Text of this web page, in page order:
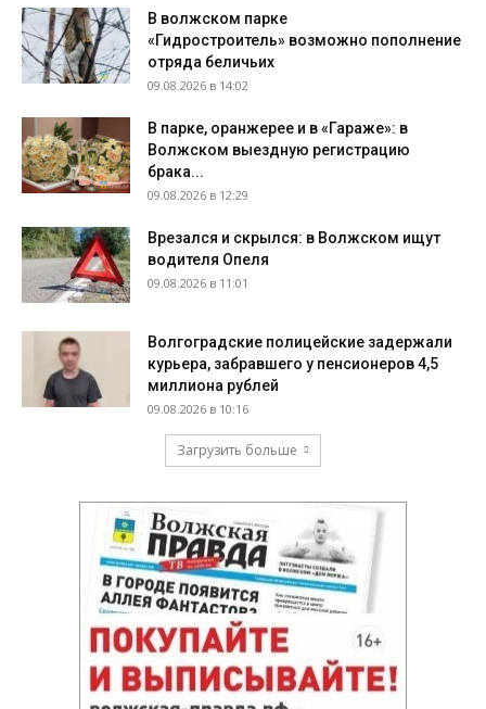
В волжском парке
«Гидростроитель» возможно пополнение
отряда беличьих
09.08.2026 в 14:02
В парке, оранжерее и в «Гараже»: в
Волжском выездную регистрацию
брака...
09.08.2026 в 12:29
Врезался и скрылся: в Волжском ищут
водителя Опеля
09.08.2026 в 11:01
Волгоградские полицейские задержали
курьера, забравшего у пенсионеров 4,5
миллиона рублей
09.08.2026 в 10:16
Загрузить больше